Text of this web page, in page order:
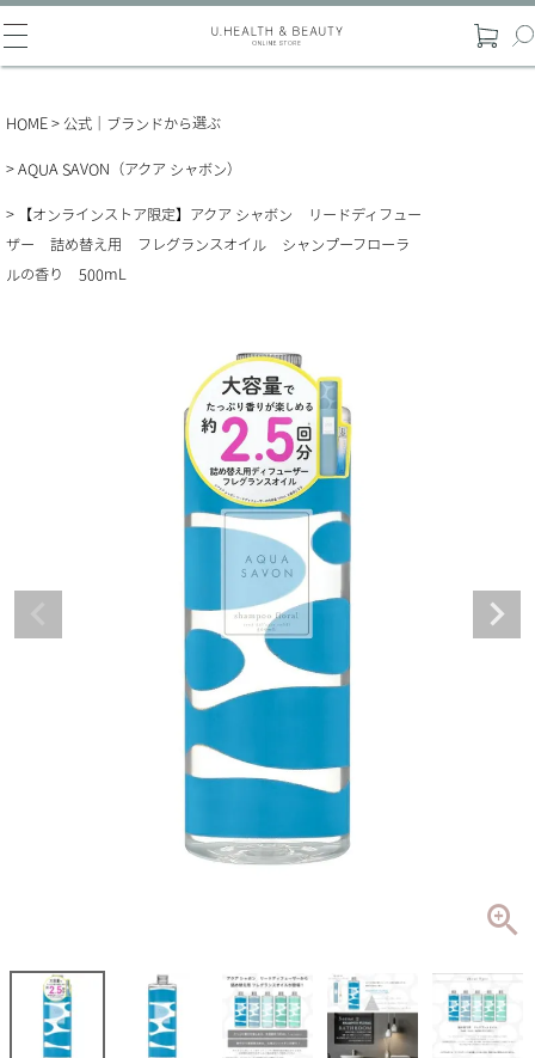
HOME 公式｜ブランドから選ぶ
AQUA SAVON（アクア シャボン）
【オンラインストア限定】アクア シャボン リードディフュー
ザー 詰め替え用 フレグランスオイル シャンプーフローラ
ルの香り 500mL